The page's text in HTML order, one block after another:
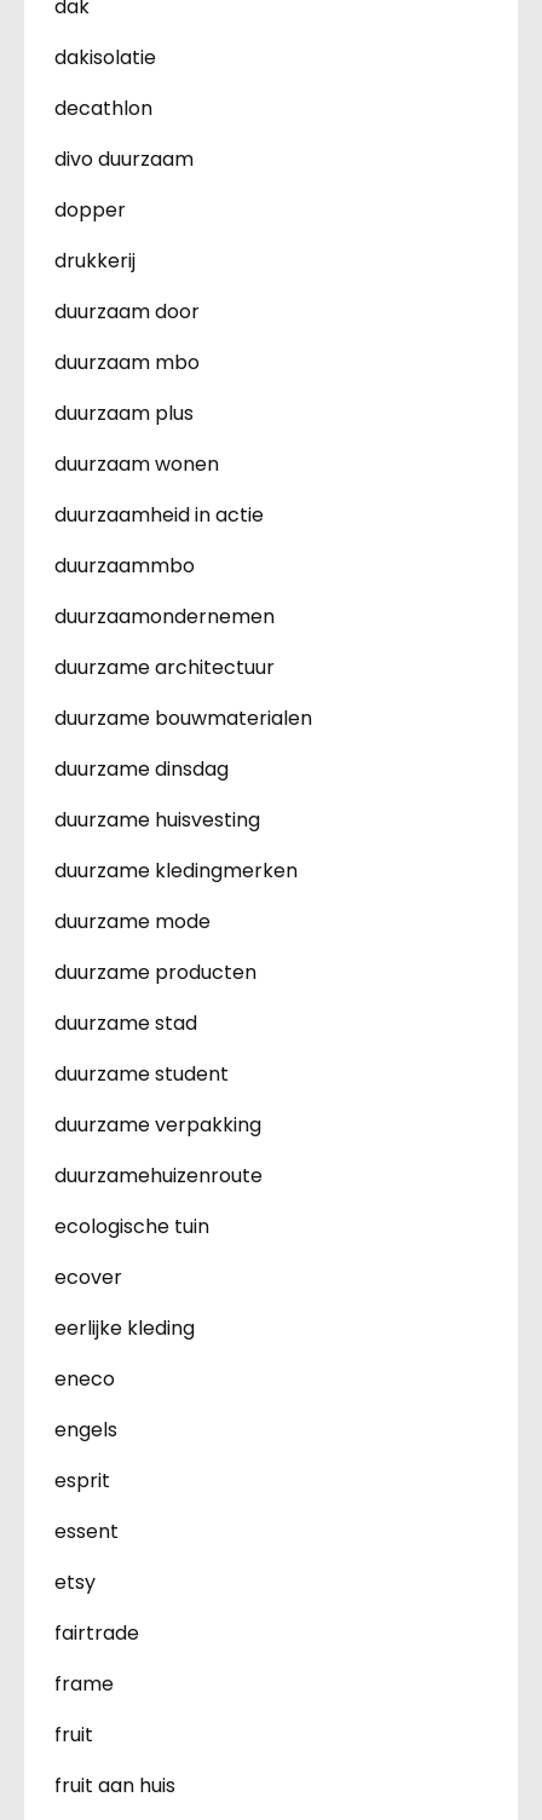
dak
dakisolatie
decathlon
divo duurzaam
dopper
drukkerij
duurzaam door
duurzaam mbo
duurzaam plus
duurzaam wonen
duurzaamheid in actie
duurzaammbo
duurzaamondernemen
duurzame architectuur
duurzame bouwmaterialen
duurzame dinsdag
duurzame huisvesting
duurzame kledingmerken
duurzame mode
duurzame producten
duurzame stad
duurzame student
duurzame verpakking
duurzamehuizenroute
ecologische tuin
ecover
eerlijke kleding
eneco
engels
esprit
essent
etsy
fairtrade
frame
fruit
fruit aan huis